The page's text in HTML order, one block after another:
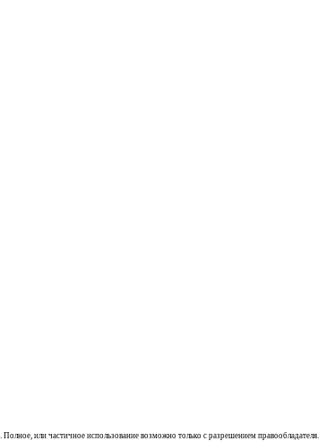
или частичное использование возможно только с разрешением правообладателя.